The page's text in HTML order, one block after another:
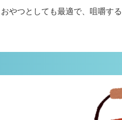
やつとしても最適で、咀嚼す